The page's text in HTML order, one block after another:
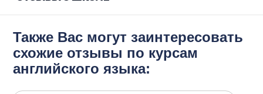
Также Вас могут заинтересовать
схожие отзывы по курсам
английского языка: